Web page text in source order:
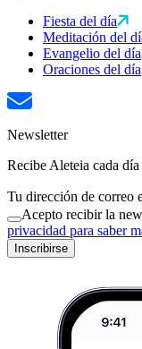
Fiesta del día
Meditación del
Evangelio del día
Oraciones del día
Newsletter
Recibe Aleteia cada
Tu dirección de correo
Acepto recibir la
privacidad para saber
Inscribirse